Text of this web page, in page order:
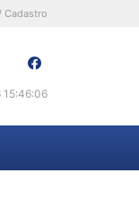
Cadastro
15:46:06